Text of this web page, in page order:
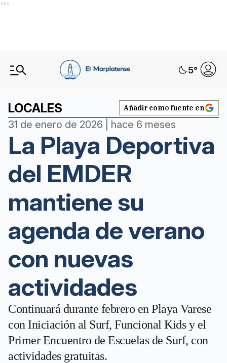
Ads
5°
LOCALES Añadir como fuente en
31 de enero de 2026 | hace 6 meses
La Playa Deportiva
del EMDER
mantiene su
agenda de verano
con nuevas
actividades
Continuará durante febrero en Playa Varese
con Iniciación al Surf, Funcional Kids y el
Primer Encuentro de Escuelas de Surf, con
actividades gratuitas.